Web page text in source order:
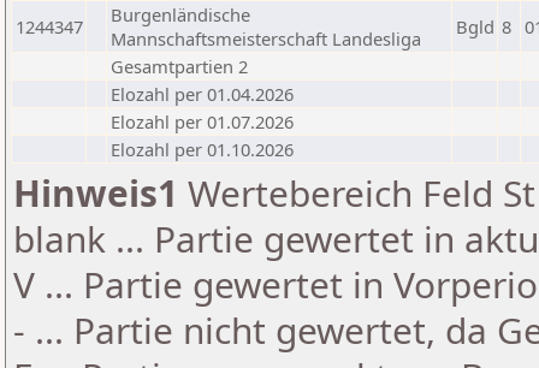
1244347
Burgenländische
Mannschaftsmeisterschaft Landesliga
Bgld 8
Gesamtpartien 2
Elozahl per 01.04.2026
Elozahl per 01.07.2026
Elozahl per 01.10.2026
Hinweis1 Wertebereich Feld
blank ... Partie gewertet in
V ... Partie gewertet in
- ... Partie nicht gewertet, da